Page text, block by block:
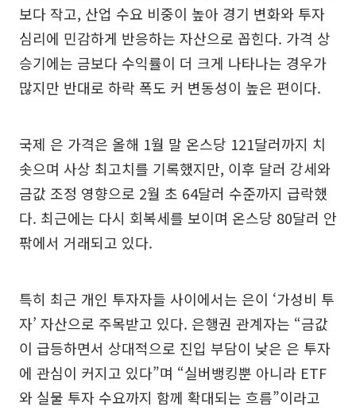
보다 작고, 산업 수요 비중이 높아 경기 변화와 투자
심리에 민감하게 반응하는 자산으로 꼽힌다. 가격 상
승기에는 금보다 수익률이 더 크게 나타나는 경우가
많지만 반대로 하락 폭도 커 변동성이 높은 편이다.
국제 은 가격은 올해 1월 말 온스당 121달러까지 치
솟으며 사상 최고치를 기록했지만, 이후 달러 강세와
금값 조정 영향으로 2월 초 64달러 수준까지 급락했
다. 최근에는 다시 회복세를 보이며 온스당 80달러 안
팎에서 거래되고 있다.
특히 최근 개인 투자자들 사이에서는 은이 ‘가성비 투
자’ 자산으로 주목받고 있다. 은행권 관계자는 “금값
이 급등하면서 상대적으로 진입 부담이 낮은 은 투자
에 관심이 커지고 있다”며 “실버뱅킹뿐 아니라 ETF
와 실물 투자 수요까지 함께 확대되는 흐름”이라고